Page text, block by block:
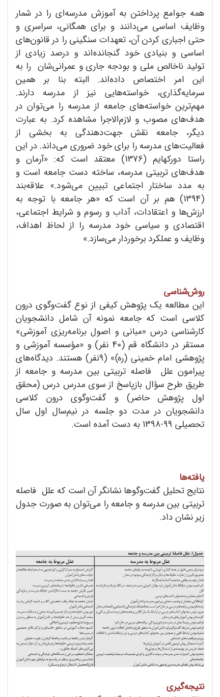
همه جوامع پرداختن به آموزش مدرسه‌ای را در شمار
وظایف اساسی می‌دانند و برای همگانی، سراسری و
حتی اجباری کردن آن، تعهدات سنگینی را در قانون‌های
اساسی و بنیادی خود گنجانده‌اند و درصد زیادی از
تولید ناخالص ملی و بودجه جاری و عمرانی‌شان را به
این امر اختصاص داده‌اند. البته بنا بر همین
سرمایه‌گذاری، خواسته‌هایی نیز از مدرسه دارند.
مهم‌ترین خواسته‌های جامعه از مدرسه را می‌توان در
هدف‌های مصوب و لازم‌الاجرا مشاهده کرد. به عبارت
دیگر، جامعه نقش جهت‌دهندگی به بخشی از
فعالیت‌های مدرسه را برای خود ضروری می‌داند. در این
راستا دورکهایم (1376) معتقد است که: «آرمان و
هدف‌های تربیتی مدرسه، ساخته دست جامعه است و
به مدد ساختار اجتماعی تبیین می‌شود.» علاقه‌بند
(1394) هم بر آن است که «هر جامعه با توجه به
ارزش‌ها و اعتقادات، آداب و رسوم و شرایط اجتماعی،
اقتصادی و سیاسی خود مدرسه را از لحاظ اهداف،
وظایف و عملکرد برخوردار می‌سازد.»
روش‌شناسی
این مطالعه یک پژوهش کیفی از نوع گفت‌وگوی درون
کلاسی است که جامعه نمونه آن شامل دانشجویان
کارشناسی درس «مبانی و اصول برنامه‌ریزی آموزشی»
مستقر در دانشگاه قم (40 نفر) و «مؤسسه آموزشی و
پژوهشی امام خمینی (ره)» (‌9‌نفر) هستند. دیدگاه‌های
پیرامون علل فاصله تربیتی بین مدرسه و جامعه از
طریق طرح سؤال بازپاسخ از سوی مدرس درس (محقق
اول پژوهش حاضر) و گفت‌و‌گوی درون کلاسی
دانشجویان در مدت دو جلسه در نیم‌سال اول سال
تحصیلی 99-1398 به دست آمده است.
یافته‌ها
نتایج تحلیل گفت‌و‌گوها نشانگر آن است که علل فاصله
تربیتی بین مدرسه و جامعه را می‌توان به صورت جدول
زیر نشان داد.
نتیجه‌گیری